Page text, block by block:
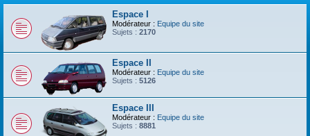
h
Espace I
Modérateur : Equipe du site
Sujets : 2170
Espace II
Modérateur : Equipe du site
Sujets : 5126
Espace III
Modérateur : Equipe du site
Sujets : 8881